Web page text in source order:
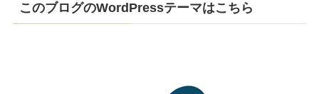
このブログのWordPressテーマはこちら